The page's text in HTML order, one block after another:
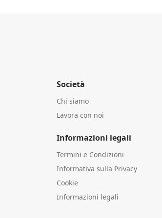
Società
Chi siamo
Lavora con noi
Informazioni legali
Termini e Condizioni
Informativa sulla Privacy
Cookie
Informazioni legali